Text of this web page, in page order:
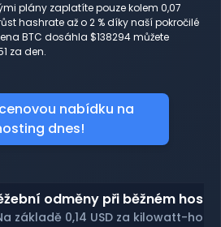
plány zaplatíte pouze kolem 0,07
hashrate až o 2 % díky naší pokročilé
BTC dosáhla $138294 můžete
za den.
nabídku na
dnes!
odměny při běžném
základě 0,14 USD za kilowatt-